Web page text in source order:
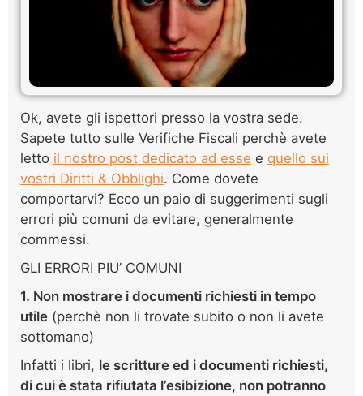
Ok, avete gli ispettori presso la vostra sede.
Sapete tutto sulle Verifiche Fiscali perchè avete
letto il nostro post dedicato ad esse e quello sui
vostri Diritti & Obblighi. Come dovete
comportarvi? Ecco un paio di suggerimenti sugli
errori più comuni da evitare, generalmente
commessi.
GLI ERRORI PIU’ COMUNI
1. Non mostrare i documenti richiesti in tempo
utile (perchè non li trovate subito o non li avete
sottomano)
Infatti i libri, le scritture ed i documenti richiesti,
di cui è stata rifiutata l’esibizione, non potranno